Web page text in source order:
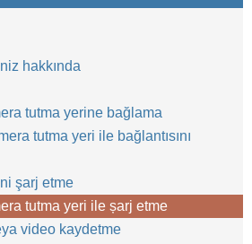
hakkında
tutma yerine bağlama
tutma yeri ile bağlantısını
şarj etme
tutma yeri ile șarj etme
video kaydetme